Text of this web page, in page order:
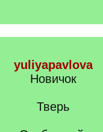
yuliyapavlova
Новичок
Тверь